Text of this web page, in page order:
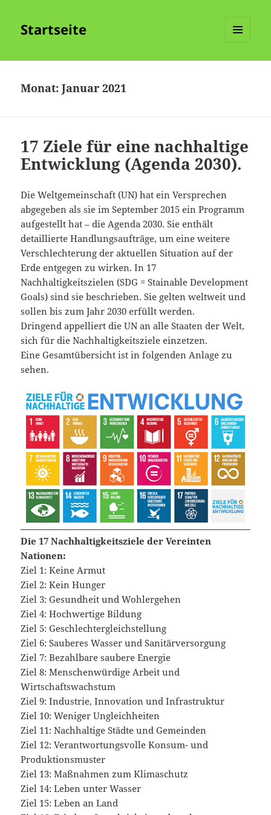
Startseite
Monat:Januar 2021
17 Ziele für eine nachhaltige
Entwicklung (Agenda 2030).
Die Weltgemeinschaft (UN) hat ein Versprechen
abgegeben als sie im September 2015 ein Programm
aufgestellt hat – die Agenda 2030. Sie enthält
detaillierte Handlungsaufträge, um eine weitere
Verschlechterung der aktuellen Situation auf der
Erde entgegen zu wirken. In 17
Nachhaltigkeitszielen (SDG = Stainable Development
Goals) sind sie beschrieben. Sie gelten weltweit und
sollen bis zum Jahr 2030 erfüllt werden.
Dringend appelliert die UN an alle Staaten der Welt,
sich für die Nachhaltigkeitsziele einzetzen.
Eine Gesamtübersicht ist in folgenden Anlage zu
sehen.
Die 17 Nachhaltigkeitsziele der Vereinten
Nationen:
Ziel 1: Keine Armut
Ziel 2: Kein Hunger
Ziel 3: Gesundheit und Wohlergehen
Ziel 4: Hochwertige Bildung
Ziel 5: Geschlechtergleichstellung
Ziel 6: Sauberes Wasser und Sanitärversorgung
Ziel 7: Bezahlbare saubere Energie
Ziel 8: Menschenwürdige Arbeit und
Wirtschaftswachstum
Ziel 9: Industrie, Innovation und Infrastruktur
Ziel 10: Weniger Ungleichheiten
Ziel 11: Nachhaltige Städte und Gemeinden
Ziel 12: Verantwortungsvolle Konsum- und
Produktionsmuster
Ziel 13: Maßnahmen zum Klimaschutz
Ziel 14: Leben unter Wasser
Ziel 15: Leben an Land